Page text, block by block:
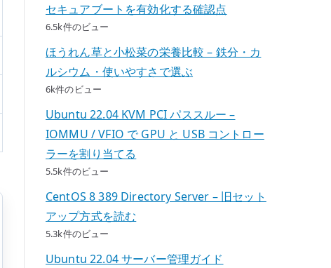
セキュアブートを有効化する確認点
6.5k件のビュー
ほうれん草と小松菜の栄養比較 – 鉄分・カ
ルシウム・使いやすさで選ぶ
6k件のビュー
Ubuntu 22.04 KVM PCI パススルー –
IOMMU / VFIO で GPU と USB コントロー
ラーを割り当てる
5.5k件のビュー
CentOS 8 389 Directory Server – 旧セット
アップ方式を読む
5.3k件のビュー
Ubuntu 22.04 サーバー管理ガイド